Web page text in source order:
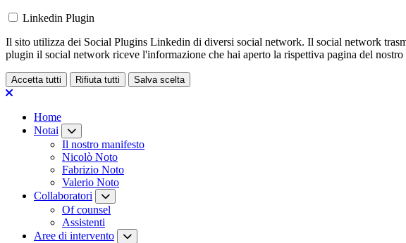
Linkedin Plugin
Il sito utilizza dei Social Plugins Linkedin di diversi social network. Il social network
plugin il social network riceve l'informazione che hai aperto la rispettiva pagina del nostro
Accetta tutti Rifiuta tutti Salva scelta
Loading...
Home
Notai
Il nostro manifesto
Nicolò Noto
Fabrizio Noto
Valerio Noto
Collaboratori
Of counsel
Assistenti
Aree di intervento